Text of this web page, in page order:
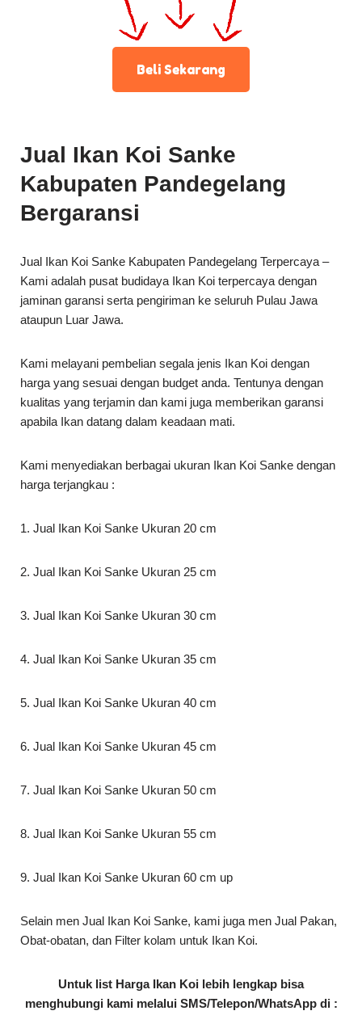
Beli Sekarang
Jual Ikan Koi Sanke
Kabupaten Pandegelang
Bergaransi
Jual Ikan Koi Sanke Kabupaten Pandegelang Terpercaya –
Kami adalah pusat budidaya Ikan Koi terpercaya dengan
jaminan garansi serta pengiriman ke seluruh Pulau Jawa
ataupun Luar Jawa.
Kami melayani pembelian segala jenis Ikan Koi dengan
harga yang sesuai dengan budget anda. Tentunya dengan
kualitas yang terjamin dan kami juga memberikan garansi
apabila Ikan datang dalam keadaan mati.
Kami menyediakan berbagai ukuran Ikan Koi Sanke dengan
harga terjangkau :
1. Jual Ikan Koi Sanke Ukuran 20 cm
2. Jual Ikan Koi Sanke Ukuran 25 cm
3. Jual Ikan Koi Sanke Ukuran 30 cm
4. Jual Ikan Koi Sanke Ukuran 35 cm
5. Jual Ikan Koi Sanke Ukuran 40 cm
6. Jual Ikan Koi Sanke Ukuran 45 cm
7. Jual Ikan Koi Sanke Ukuran 50 cm
8. Jual Ikan Koi Sanke Ukuran 55 cm
9. Jual Ikan Koi Sanke Ukuran 60 cm up
Selain men Jual Ikan Koi Sanke, kami juga men Jual Pakan,
Obat-obatan, dan Filter kolam untuk Ikan Koi.
Untuk list Harga Ikan Koi lebih lengkap bisa
menghubungi kami melalui SMS/Telepon/WhatsApp di :